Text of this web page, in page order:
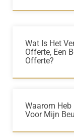
Wat Is Het
Offerte, Een
Offerte?
Waarom
Voor Mijn